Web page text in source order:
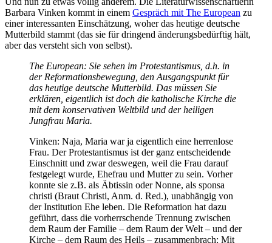
Barbara Vinken kommt in einem Gespräch mit The European zu
einer interessanten Einschätzung, woher das heutige deutsche
Mutterbild stammt (das sie für dringend änderungsbedürftig hält,
aber das versteht sich von selbst).
The European: Sie sehen im Protestantismus, d.h. in
der Reformationsbewegung, den Ausgangspunkt für
das heutige deutsche Mutterbild. Das müssen Sie
erklären, eigentlich ist doch die katholische Kirche die
mit dem konservativen Weltbild und der heiligen
Jungfrau Maria.
Vinken: Naja, Maria war ja eigentlich eine herrenlose
Frau. Der Protestantismus ist der ganz entscheidende
Einschnitt und zwar deswegen, weil die Frau darauf
festgelegt wurde, Ehefrau und Mutter zu sein. Vorher
konnte sie z.B. als Äbtissin oder Nonne, als sponsa
christi (Braut Christi, Anm. d. Red.), unabhängig von
der Institution Ehe leben. Die Reformation hat dazu
geführt, dass die vorherrschende Trennung zwischen
dem Raum der Familie – dem Raum der Welt – und der
Kirche – dem Raum des Heils – zusammenbrach: Mit